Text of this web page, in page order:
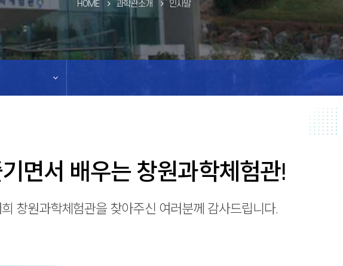
교육신청확인
HOME 과학관소개 인사말
면서 배우는 창원과학체험관!
창원과학체험관을 찾아주신 여러분께 감사드립니다.